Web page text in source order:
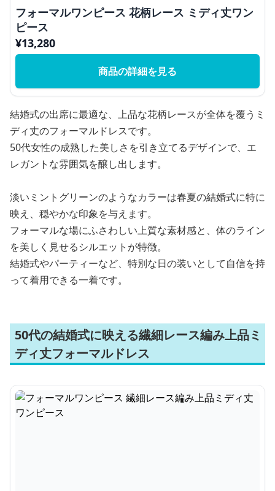
フォーマルワンピース 花柄レース ミディ丈ワン
ピース
¥13,280
商品の詳細を見る
結婚式の出席に最適な、上品な花柄レースが全体を覆うミ
ディ丈のフォーマルドレスです。
50代女性の成熟した美しさを引き立てるデザインで、エ
レガントな雰囲気を醸し出します。
淡いミントグリーンのようなカラーは春夏の結婚式に特に
映え、穏やかな印象を与えます。
フォーマルな場にふさわしい上質な素材感と、体のライン
を美しく見せるシルエットが特徴。
結婚式やパーティーなど、特別な日の装いとして自信を持
って着用できる一着です。
50代の結婚式に映える繊細レース編み上品ミ
ディ丈フォーマルドレス